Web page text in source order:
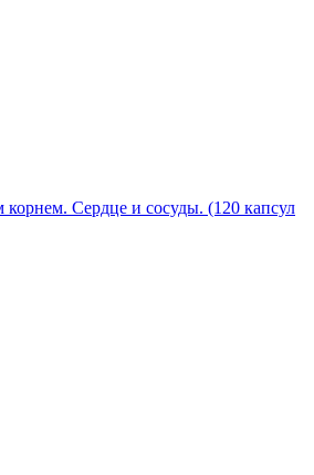
Сердце и сосуды. (120 капсул